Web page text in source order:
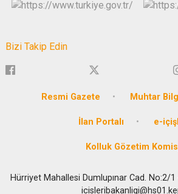
Bizi Takip Edin
Resmi Gazete Muhtar
İlan Portalı e-
Kolluk Gözetim
Hürriyet Mahallesi Dumlupınar Cad. No:2/1